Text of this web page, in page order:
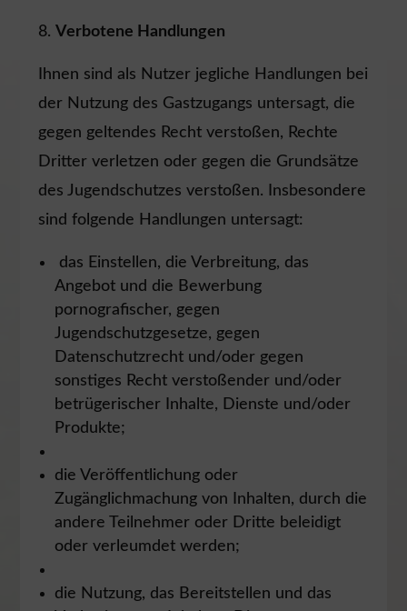
Verbotene Handlungen
Ihnen sind als Nutzer jegliche Handlungen bei
der Nutzung des Gastzugangs untersagt, die
gegen geltendes Recht verstoßen, Rechte
Dritter verletzen oder gegen die Grundsätze
des Jugendschutzes verstoßen. Insbesondere
sind folgende Handlungen untersagt:
das Einstellen, die Verbreitung, das
Angebot und die Bewerbung
pornografischer, gegen
Jugendschutzgesetze, gegen
Datenschutzrecht und/oder gegen
sonstiges Recht verstoßender und/oder
betrügerischer Inhalte, Dienste und/oder
Produkte;
die Veröffentlichung oder
Zugänglichmachung von Inhalten, durch die
andere Teilnehmer oder Dritte beleidigt
oder verleumdet werden;
die Nutzung, das Bereitstellen und das